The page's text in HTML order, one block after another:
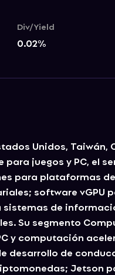
Div/Yield
0.02%
Unidos, Taiwán,
juegos y PC, el
para plataformas de
software vGPU
de
Su segmento
y computación
desarrollo de
Jetson